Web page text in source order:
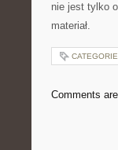
nie jest tylko
materiał.
Comments